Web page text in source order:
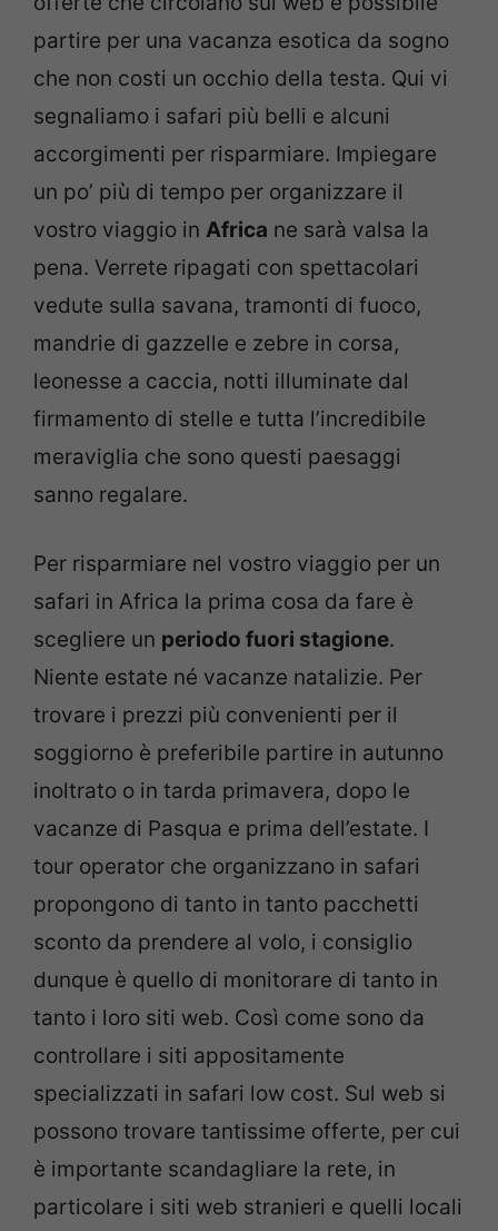
partire per una vacanza esotica da sogno
che non costi un occhio della testa. Qui vi
segnaliamo i safari più belli e alcuni
accorgimenti per risparmiare. Impiegare
un po’ più di tempo per organizzare il
vostro viaggio in Africa ne sarà valsa la
pena. Verrete ripagati con spettacolari
vedute sulla savana, tramonti di fuoco,
mandrie di gazzelle e zebre in corsa,
leonesse a caccia, notti illuminate dal
firmamento di stelle e tutta l’incredibile
meraviglia che sono questi paesaggi
sanno regalare.
Per risparmiare nel vostro viaggio per un
safari in Africa la prima cosa da fare è
scegliere un periodo fuori stagione.
Niente estate né vacanze natalizie. Per
trovare i prezzi più convenienti per il
soggiorno è preferibile partire in autunno
inoltrato o in tarda primavera, dopo le
vacanze di Pasqua e prima dell’estate. I
tour operator che organizzano in safari
propongono di tanto in tanto pacchetti
sconto da prendere al volo, i consiglio
dunque è quello di monitorare di tanto in
tanto i loro siti web. Così come sono da
controllare i siti appositamente
specializzati in safari low cost. Sul web si
possono trovare tantissime offerte, per cui
è importante scandagliare la rete, in
particolare i siti web stranieri e quelli locali